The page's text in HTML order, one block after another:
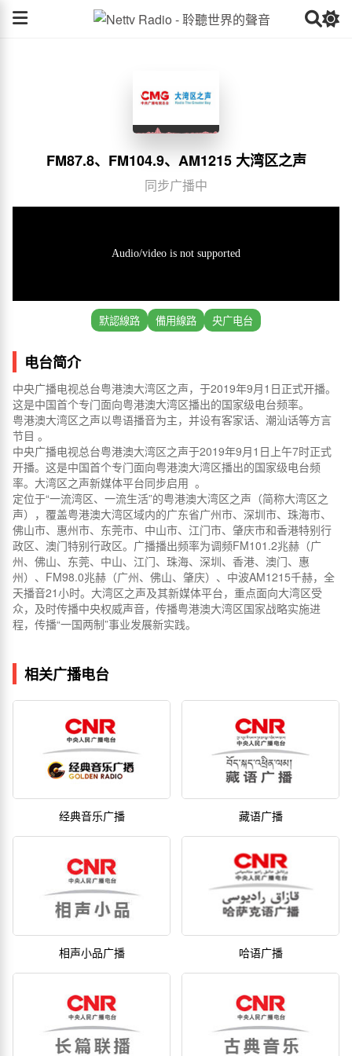
FM87.8、FM104.9、AM1215 大湾区之声
同步广播中
默認線路 備用線路 央广电台
电台简介
中央广播电视总台粤港澳大湾区之声，于2019年9月1日正式开播。
这是中国首个专门面向粤港澳大湾区播出的国家级电台频率。
粤港澳大湾区之声以粤语播音为主，并设有客家话、潮汕话等方言
节目 。
中央广播电视总台粤港澳大湾区之声于2019年9月1日上午7时正式
开播。这是中国首个专门面向粤港澳大湾区播出的国家级电台频
率。大湾区之声新媒体平台同步启用 。
定位于“一流湾区、一流生活”的粤港澳大湾区之声（简称大湾区之
声），覆盖粤港澳大湾区域内的广东省广州市、深圳市、珠海市、
佛山市、惠州市、东莞市、中山市、江门市、肇庆市和香港特别行
政区、澳门特别行政区。广播播出频率为调频FM101.2兆赫（广
州、佛山、东莞、中山、江门、珠海、深圳、香港、澳门、惠
州）、FM98.0兆赫（广州、佛山、肇庆）、中波AM1215千赫，全
天播音21小时。大湾区之声及其新媒体平台，重点面向大湾区受
众，及时传播中央权威声音，传播粤港澳大湾区国家战略实施进
程，传播“一国两制”事业发展新实践。
相关广播电台
经典音乐广播 藏语广播
相声小品广播 哈语广播